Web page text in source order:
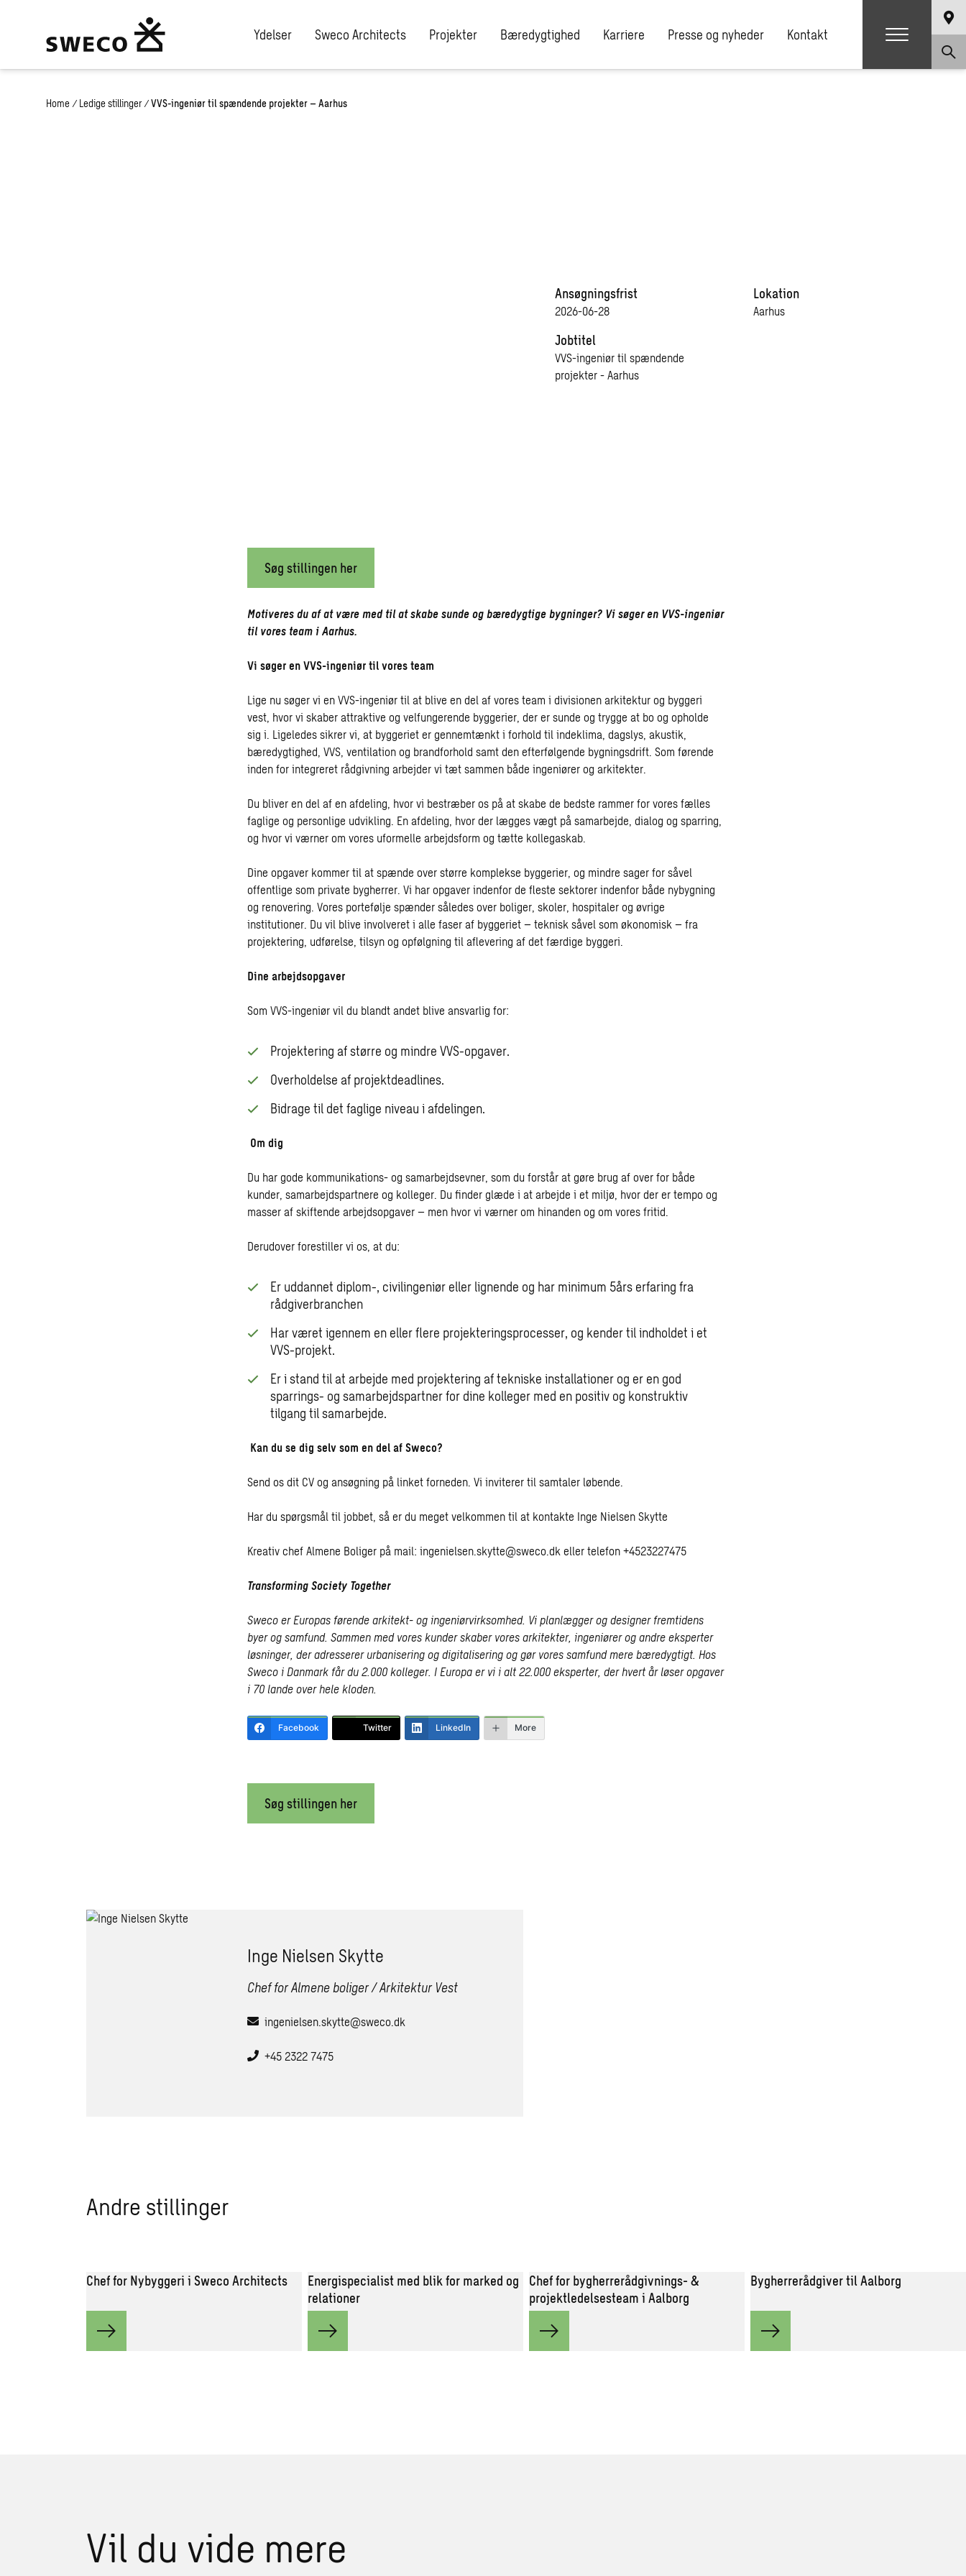
Ydelser Sweco Architects Projekter Bæredygtighed Karriere Presse og nyheder Kontakt
Home / Ledige stillinger / VVS-ingeniør til spændende projekter – Aarhus
Ansøgningsfrist
2026-06-28
Jobtitel
VVS-ingeniør til spændende
projekter - Aarhus
Lokation
Aarhus
Søg stillingen her
Motiveres du af at være med til at skabe sunde og bæredygtige bygninger? Vi søger en VVS-ingeniør
til vores team i Aarhus.
Vi søger en VVS-ingeniør til vores team
Lige nu søger vi en VVS-ingeniør til at blive en del af vores team i divisionen arkitektur og byggeri
vest, hvor vi skaber attraktive og velfungerende byggerier, der er sunde og trygge at bo og opholde
sig i. Ligeledes sikrer vi, at byggeriet er gennemtænkt i forhold til indeklima, dagslys, akustik,
bæredygtighed, VVS, ventilation og brandforhold samt den efterfølgende bygningsdrift. Som førende
inden for integreret rådgivning arbejder vi tæt sammen både ingeniører og arkitekter.
Du bliver en del af en afdeling, hvor vi bestræber os på at skabe de bedste rammer for vores fælles
faglige og personlige udvikling. En afdeling, hvor der lægges vægt på samarbejde, dialog og sparring,
og hvor vi værner om vores uformelle arbejdsform og tætte kollegaskab.
Dine opgaver kommer til at spænde over større komplekse byggerier, og mindre sager for såvel
offentlige som private bygherrer. Vi har opgaver indenfor de fleste sektorer indenfor både nybygning
og renovering. Vores portefølje spænder således over boliger, skoler, hospitaler og øvrige
institutioner. Du vil blive involveret i alle faser af byggeriet – teknisk såvel som økonomisk – fra
projektering, udførelse, tilsyn og opfølgning til aflevering af det færdige byggeri.
Dine arbejdsopgaver
Som VVS-ingeniør vil du blandt andet blive ansvarlig for:
Projektering af større og mindre VVS-opgaver.
Overholdelse af projektdeadlines.
Bidrage til det faglige niveau i afdelingen.
Om dig
Du har gode kommunikations- og samarbejdsevner, som du forstår at gøre brug af over for både
kunder, samarbejdspartnere og kolleger. Du finder glæde i at arbejde i et miljø, hvor der er tempo og
masser af skiftende arbejdsopgaver – men hvor vi værner om hinanden og om vores fritid.
Derudover forestiller vi os, at du:
Er uddannet diplom-, civilingeniør eller lignende og har minimum 5års erfaring fra
rådgiverbranchen
Har været igennem en eller flere projekteringsprocesser, og kender til indholdet i et
VVS-projekt.
Er i stand til at arbejde med projektering af tekniske installationer og er en god
sparrings- og samarbejdspartner for dine kolleger med en positiv og konstruktiv
tilgang til samarbejde.
Kan du se dig selv som en del af Sweco?
Send os dit CV og ansøgning på linket forneden. Vi inviterer til samtaler løbende.
Har du spørgsmål til jobbet, så er du meget velkommen til at kontakte Inge Nielsen Skytte
Kreativ chef Almene Boliger på mail: ingenielsen.skytte@sweco.dk eller telefon +4523227475
Transforming Society Together
Sweco er Europas førende arkitekt- og ingeniørvirksomhed. Vi planlægger og designer fremtidens
byer og samfund. Sammen med vores kunder skaber vores arkitekter, ingeniører og andre eksperter
løsninger, der adresserer urbanisering og digitalisering og gør vores samfund mere bæredygtigt. Hos
Sweco i Danmark får du 2.000 kolleger. I Europa er vi i alt 22.000 eksperter, der hvert år løser opgaver
i 70 lande over hele kloden.
Facebook Twitter LinkedIn More
Søg stillingen her
Inge Nielsen Skytte
Chef for Almene boliger / Arkitektur Vest
ingenielsen.skytte@sweco.dk
+45 2322 7475
Andre stillinger
Chef for Nybyggeri i Sweco Architects
Energispecialist med blik for marked og
relationer
Chef for bygherrerådgivnings- &
projektledelsesteam i Aalborg
Bygherrerådgiver til Aalborg
Vil du vide mere